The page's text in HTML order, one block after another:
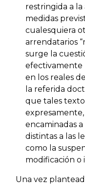
restringida a la
medidas
cualesquiera
arrendatarios
surge la
efectivamente
en los reales
la referida
que tales
encaminadas
distintas a las
como la
modificación o
Una vez